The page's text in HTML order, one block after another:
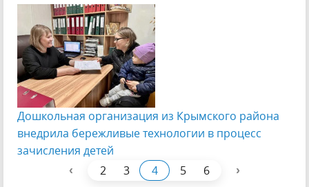
Дошкольная организация из Крымского района
внедрила бережливые технологии в процесс
зачисления детей
‹ 2 3 4 5 6 ›